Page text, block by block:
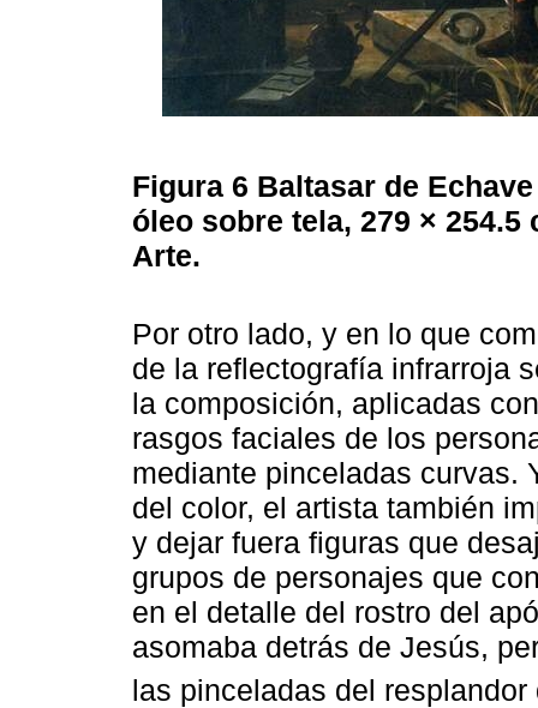
Figura 6 Baltasar de
óleo sobre tela, 279 ×
Arte.
Por otro lado, y en lo que
de la reflectografía infrarroja
la composición, aplicadas
rasgos faciales de los
mediante pinceladas curvas.
del color, el artista también
y dejar fuera figuras que
grupos de personajes que
en el detalle del rostro del
asomaba detrás de Jesús,
las pinceladas del